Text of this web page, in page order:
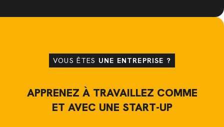
VOUS ÊTES UNE ENTREPRISE ?
APPRENEZ À TRAVAILLEZ COMME
ET AVEC UNE START-UP